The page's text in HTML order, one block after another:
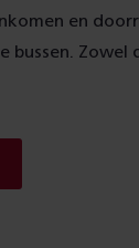
en
Zowel